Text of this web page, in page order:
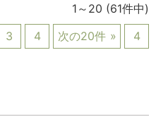
1～20 (61件中)
3 4 次の20件 4